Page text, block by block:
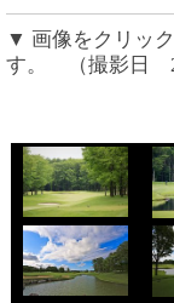
▼ 画像をクリッ
す。 （撮影日